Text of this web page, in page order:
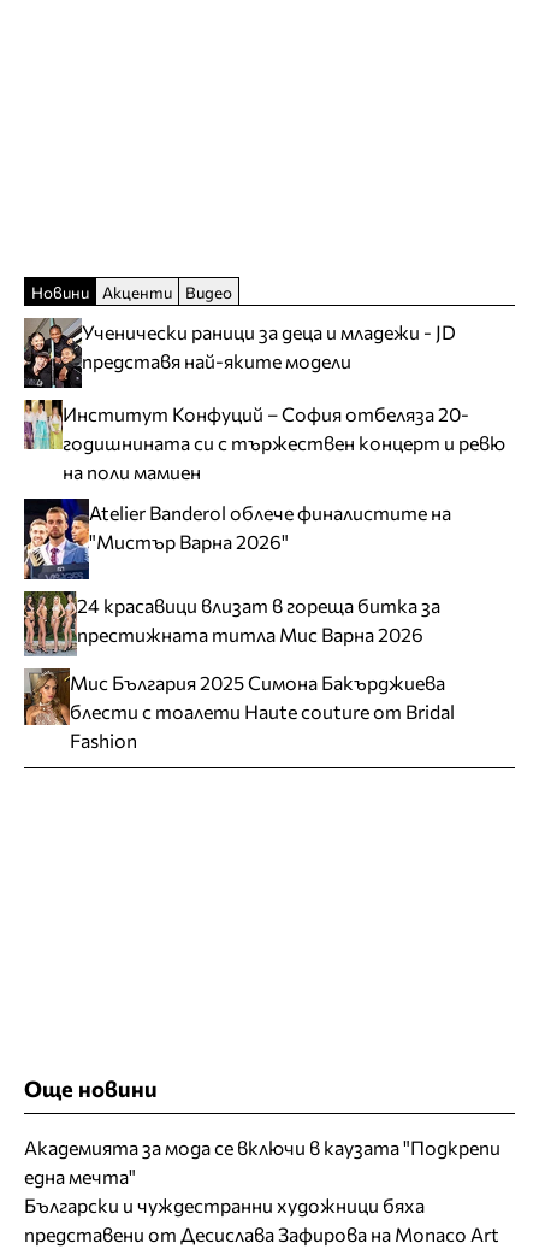
Новини Акценти Видео
Ученически раници за деца и младежи - JD
представя най-яките модели
Институт Конфуций – София отбеляза 20-
годишнината си с тържествен концерт и ревю
на поли мамиен
Atelier Banderol облече финалистите на
"Мистър Варна 2026"
24 красавици влизат в гореща битка за
престижната титла Мис Варна 2026
Мис България 2025 Симона Бакърджиева
блести с тоалети Haute couture от Bridal
Fashion
Още новини
Академията за мода се включи в каузата "Подкрепи
една мечта"
Български и чуждестранни художници бяха
представени от Десислава Зафирова на Monaco Art